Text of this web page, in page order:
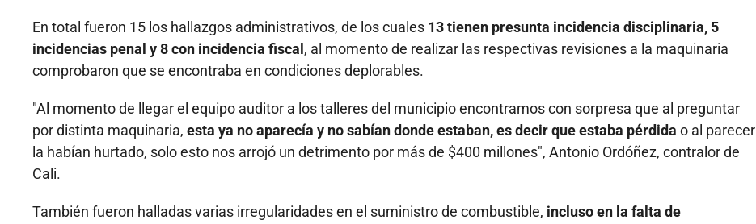
En total fueron 15 los hallazgos administrativos, de los cuales 13 tienen presunta incidencia disciplinaria, 5
incidencias penal y 8 con incidencia fiscal , al momento de realizar las respectivas revisiones a la maquinaria
comprobaron que se encontraba en condiciones deplorables.
"Al momento de llegar el equipo auditor a los talleres del municipio encontramos con sorpresa que al preguntar
por distinta maquinaria, esta ya no aparecía y no sabían donde estaban, es decir que estaba pérdida o al parecer
la habían hurtado, solo esto nos arrojó un detrimento por más de $400 millones", Antonio Ordóñez, contralor de
Cali.
También fueron halladas varias irregularidades en el suministro de combustible, incluso en la falta de